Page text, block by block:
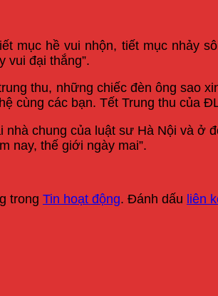
mục hề vui nhộn, tiết mục nhảy
vui đại thắng”.
thu, những chiếc đèn ông sao
cùng các bạn. Tết Trung thu của
chung của luật sư Hà Nội và ở
nay, thế giới ngày mai”.
trong Tin hoạt động. Đánh dấu liên